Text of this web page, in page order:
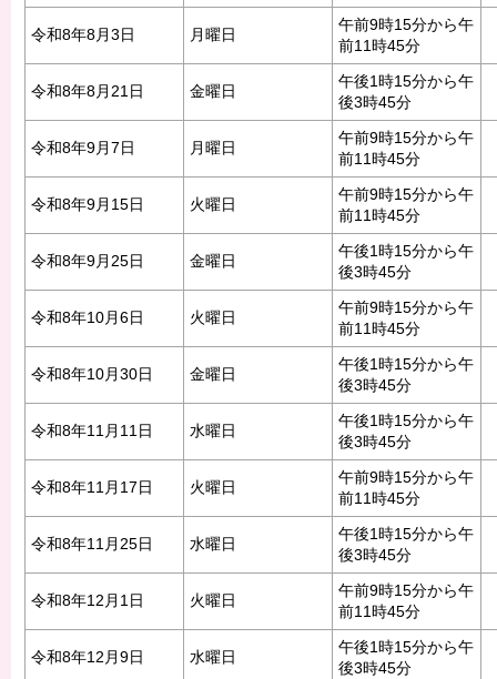
令和8年8月3日 月曜日
午前9時15分から午
前11時45分
令和8年8月21日 金曜日
午後1時15分から午
後3時45分
令和8年9月7日 月曜日
午前9時15分から午
前11時45分
令和8年9月15日 火曜日
午前9時15分から午
前11時45分
令和8年9月25日 金曜日
午後1時15分から午
後3時45分
令和8年10月6日 火曜日
午前9時15分から午
前11時45分
令和8年10月30日 金曜日
午後1時15分から午
後3時45分
令和8年11月11日 水曜日
午後1時15分から午
後3時45分
令和8年11月17日 火曜日
午前9時15分から午
前11時45分
令和8年11月25日 水曜日
午後1時15分から午
後3時45分
令和8年12月1日 火曜日
午前9時15分から午
前11時45分
令和8年12月9日 水曜日
午後1時15分から午
後3時45分